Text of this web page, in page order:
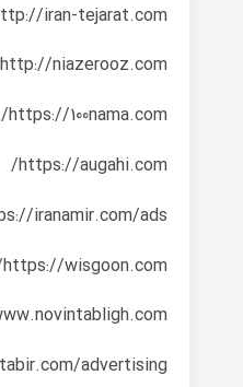
iran-tejarat.com
http://niazerooz.com
https://100nama.com/
https://augahi.com/
iranamir.com/ads/
https://wisgoon.com/
advertising